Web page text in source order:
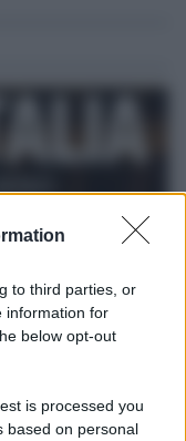
to third parties, or
information for
below opt-out
is processed you
based on personal
a Renzo Piano è
sport e crime